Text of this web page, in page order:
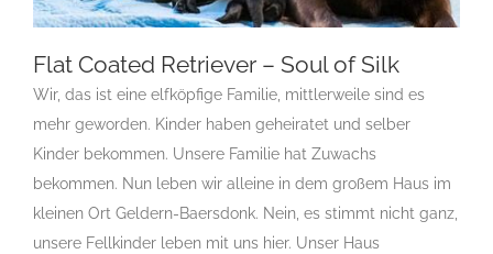
Flat Coated Retriever – Soul of Silk
Gruppe 8 Gruppe 8-Sektion 1
Gruppe 8-Sektion 1 Züchter
Flat Coated Retriever – Soul of Silk
Wir, das ist eine elfköpfige Familie, mittlerweile sind es
mehr geworden. Kinder haben geheiratet und selber
Kinder bekommen. Unsere Familie hat Zuwachs
bekommen. Nun leben wir alleine in dem großem Haus im
kleinen Ort Geldern-Baersdonk. Nein, es stimmt nicht ganz,
unsere Fellkinder leben mit uns hier. Unser Haus